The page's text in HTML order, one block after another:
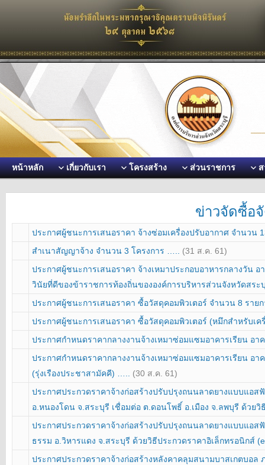
หน้าหลัก เกี่ยวกับเรา โครงสร้าง ส่วนราชการ ส
ข่าวจัดซื้อ
ประกาศผู้ชนะการเสนอราคา จ้างซ่อมเครื่องปรับอากาศ จำนวน
สำเนาสัญญาจ้าง จำนวน 3 โครงการ ….. (31 ส.ค. 61)
ประกาศผู้ชนะการเสนอราคา จ้างเหมาประกอบอาหารกลางวัน
วินัยที่ดีของข้าราชการท้องถิ่นขององค์การบริหารส่วนจังหวัดสร
ประกาศผู้ชนะการเสนอราคา ซื้อวัสดุคอมพิวเตอร์ จำนวน 8 ราย
ประกาศผู้ชนะการเสนอราคา ซื้อวัสดุคอมพิวเตอร์ (หมึกสำหรับเ
ประกาศกำหนดราคากลางงานจ้างเหมาซ่อมแซมอาคารเรียน อ
ประกาศกำหนดราคากลางงานจ้างเหมาซ่อมแซมอาคารเรียน อ
(รุ่งเรืองประชาสามัคคี) ….. (30 ส.ค. 61)
ประกาศประกวดราคาจ้างก่อสร้างปรับปรุงถนนลาดยางแบบแ
อ.หนองโดน จ.สระบุรี เชื่อมต่อ ต.ดอนโพธิ์ อ.เมือง จ.ลพบุรี ด้วย
ประกาศประกวดราคาจ้างก่อสร้างปรับปรุงถนนลาดยางแบบแอ
ธรรม อ.วิหารแดง จ.สระบุรี ด้วยวิธีประกวดราคาอิเล็กทรอนิกส์
ประกาศประกวดราคาจ้างก่อสร้างหลังคาคลุมสนามบาสเกตบอล